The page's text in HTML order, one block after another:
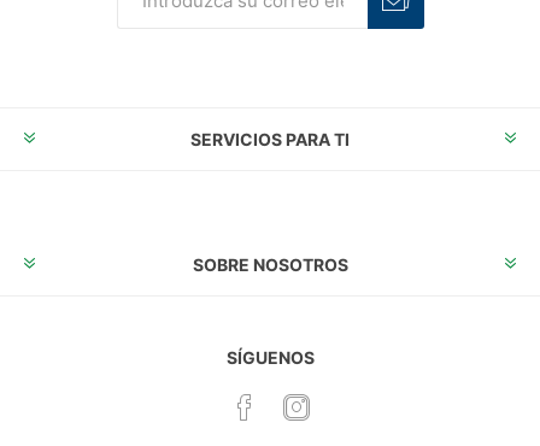
SERVICIOS PARA TI
SOBRE NOSOTROS
SÍGUENOS